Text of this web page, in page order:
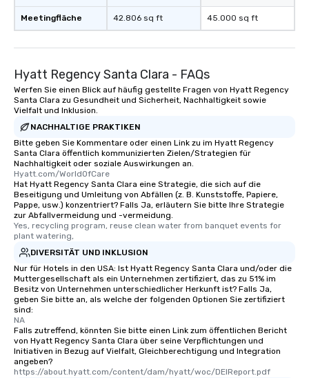
Meetingfläche 42.806 sq ft 45.000 sq ft
Hyatt Regency Santa Clara - FAQs
Werfen Sie einen Blick auf häufig gestellte Fragen von Hyatt Regency
Santa Clara zu Gesundheit und Sicherheit, Nachhaltigkeit sowie
Vielfalt und Inklusion.
NACHHALTIGE PRAKTIKEN
Bitte geben Sie Kommentare oder einen Link zu im Hyatt Regency
Santa Clara öffentlich kommunizierten Zielen/Strategien für
Nachhaltigkeit oder soziale Auswirkungen an.
Hyatt.com/WorldOfCare
Hat Hyatt Regency Santa Clara eine Strategie, die sich auf die
Beseitigung und Umleitung von Abfällen (z. B. Kunststoffe, Papiere,
Pappe, usw.) konzentriert? Falls Ja, erläutern Sie bitte Ihre Strategie
zur Abfallvermeidung und -vermeidung.
Yes, recycling program, reuse clean water from banquet events for
plant watering,
DIVERSITÄT UND INKLUSION
Nur für Hotels in den USA: Ist Hyatt Regency Santa Clara und/oder die
Muttergesellschaft als ein Unternehmen zertifiziert, das zu 51% im
Besitz von Unternehmen unterschiedlicher Herkunft ist? Falls Ja,
geben Sie bitte an, als welche der folgenden Optionen Sie zertifiziert
sind:
NA
Falls zutreffend, könnten Sie bitte einen Link zum öffentlichen Bericht
von Hyatt Regency Santa Clara über seine Verpflichtungen und
Initiativen in Bezug auf Vielfalt, Gleichberechtigung und Integration
angeben?
https://about.hyatt.com/content/dam/hyatt/woc/DEIReport.pdf